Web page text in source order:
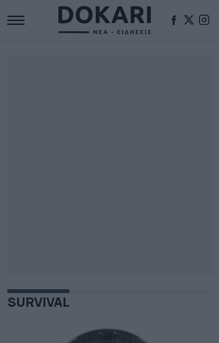
SURVIVAL